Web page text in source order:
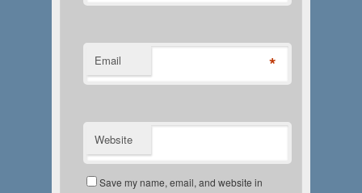
Email *
Website
Save my name, email, and website in